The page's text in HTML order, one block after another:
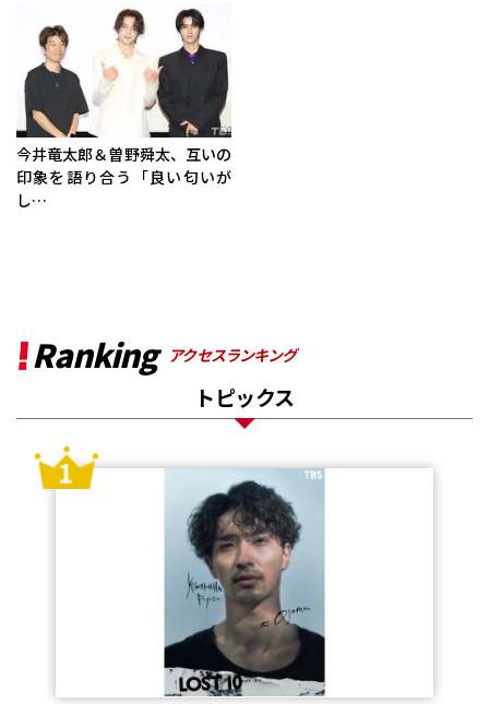
今井竜太郎＆曽野舜太、互いの
印象を語り合う「良い匂いが
し…
Ranking アクセスランキング
トピックス